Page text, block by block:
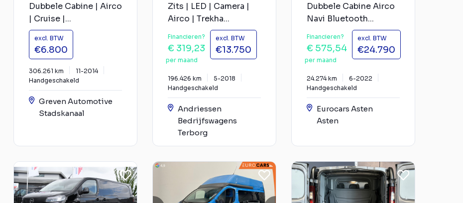
Dubbele Cabine | Airco
| Cruise |...
excl. BTW
€6.800
306.261 km
11-2014
Handgeschakeld
Greven Automotive
Stadskanaal
Zits | LED | Camera |
Airco | Trekha...
Financieren?
€ 319,23
per maand
excl. BTW
€13.750
196.426 km
5-2018
Handgeschakeld
Andriessen
Bedrijfswagens
Terborg
Dubbele Cabine Airco
Navi Bluetooth...
Financieren?
€ 575,54
per maand
excl. BTW
€24.790
24.274 km
6-2022
Handgeschakeld
Eurocars Asten
Asten